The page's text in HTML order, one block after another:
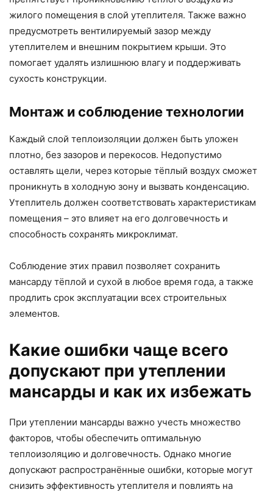
жилого помещения в слой утеплителя. Также важно
предусмотреть вентилируемый зазор между
утеплителем и внешним покрытием крыши. Это
помогает удалять излишнюю влагу и поддерживать
сухость конструкции.
Монтаж и соблюдение технологии
Каждый слой теплоизоляции должен быть уложен
плотно, без зазоров и перекосов. Недопустимо
оставлять щели, через которые тёплый воздух сможет
проникнуть в холодную зону и вызвать конденсацию.
Утеплитель должен соответствовать характеристикам
помещения – это влияет на его долговечность и
способность сохранять микроклимат.
Соблюдение этих правил позволяет сохранить
мансарду тёплой и сухой в любое время года, а также
продлить срок эксплуатации всех строительных
элементов.
Какие ошибки чаще всего
допускают при утеплении
мансарды и как их избежать
При утеплении мансарды важно учесть множество
факторов, чтобы обеспечить оптимальную
теплоизоляцию и долговечность. Однако многие
допускают распространённые ошибки, которые могут
снизить эффективность утеплителя и повлиять на